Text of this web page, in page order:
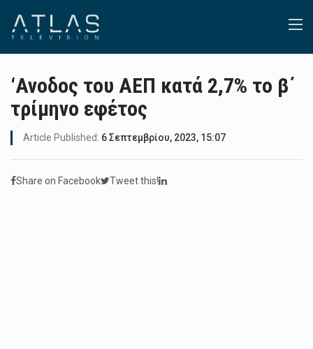
‘Ανοδος του ΑΕΠ κατά 2,7% το β΄
τρίμηνο εφέτος
Article Published: 6 Σεπτεμβρίου, 2023, 15:07
Share on Facebook Tweet this!